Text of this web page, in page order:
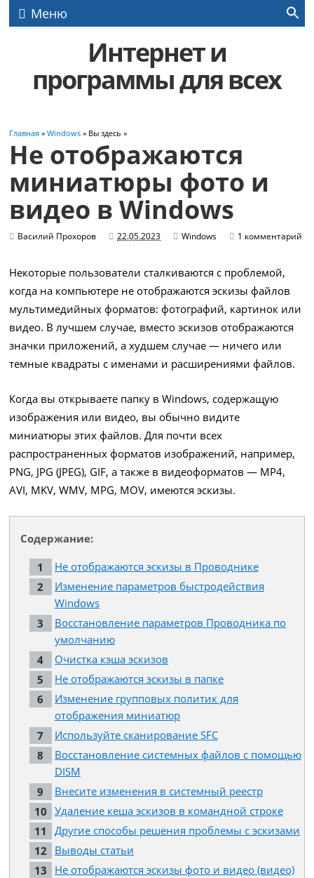
Меню
Интернет и
программы для всех
Главная »Windows » Вы здесь »
Не отображаются
миниатюры фото и
видео в Windows
Василий Прохоров 22.05.2023 Windows 1 комментарий
Некоторые пользователи сталкиваются с проблемой,
когда на компьютере не отображаются эскизы файлов
мультимедийных форматов: фотографий, картинок или
видео. В лучшем случае, вместо эскизов отображаются
значки приложений, а худшем случае — ничего или
темные квадраты с именами и расширениями файлов.
Когда вы открываете папку в Windows, содержащую
изображения или видео, вы обычно видите
миниатюры этих файлов. Для почти всех
распространенных форматов изображений, например,
PNG, JPG (JPEG), GIF, а также в видеоформатов — MP4,
AVI, MKV, WMV, MPG, MOV, имеются эскизы.
Содержание:
Не отображаются эскизы в Проводнике
Изменение параметров быстродействия
Windows
Восстановление параметров Проводника по
умолчанию
Очистка кэша эскизов
Не отображаются эскизы в папке
Изменение групповых политик для
отображения миниатюр
Используйте сканирование SFC
Восстановление системных файлов с помощью
DISM
Внесите изменения в системный реестр
Удаление кеша эскизов в командной строке
Другие способы решения проблемы с эскизами
Выводы статьи
Не отображаются эскизы фото и видео (видео)